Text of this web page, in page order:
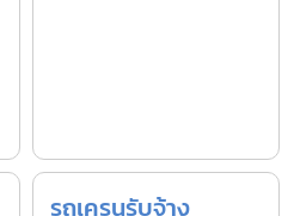
รถเครนรับจ้าง